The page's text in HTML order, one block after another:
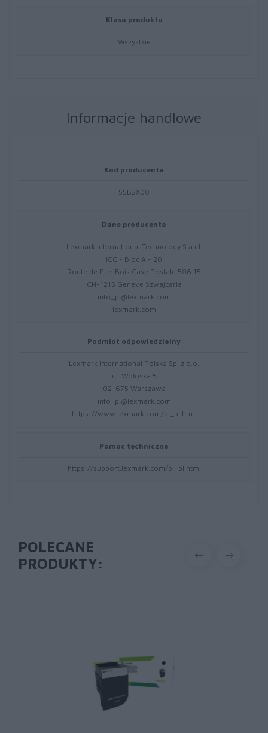
Klasa produktu
Wszystkie
Informacje handlowe
Kod producenta
55B2X00
Dane producenta
Lexmark International Technology S.a.r.l.
ICC - Bloc A - 20
Route de Pre-Bois Case Postale 508 15
CH-1215 Geneve Szwajcaria
info_pl@lexmark.com
lexmark.com
Podmiot odpowiedzialny
Lexmark International Polska Sp. z o.o.
ul. Wołoska 5
02-675 Warszawa
info_pl@lexmark.com
https://www.lexmark.com/pl_pl.html
Pomoc techniczna
https://support.lexmark.com/pl_pl.html
POLECANE
PRODUKTY: